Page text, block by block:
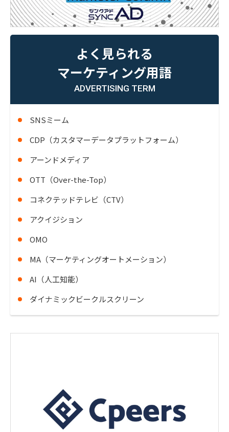
よく見られる
マーケティング用語
ADVERTISING TERM
SNSミーム
CDP（カスタマーデータプラットフォーム）
アーンドメディア
OTT（Over-the-Top）
コネクテッドテレビ（CTV）
アクイジション
OMO
MA（マーケティングオートメーション）
AI（人工知能）
ダイナミックビークルスクリーン